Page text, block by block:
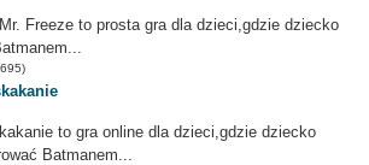
Freeze to prosta gra dla dzieci,gdzie dziecko
to gra online dla dzieci,gdzie dziecko
Batmanem...